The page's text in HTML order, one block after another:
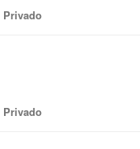
Privado
Privado